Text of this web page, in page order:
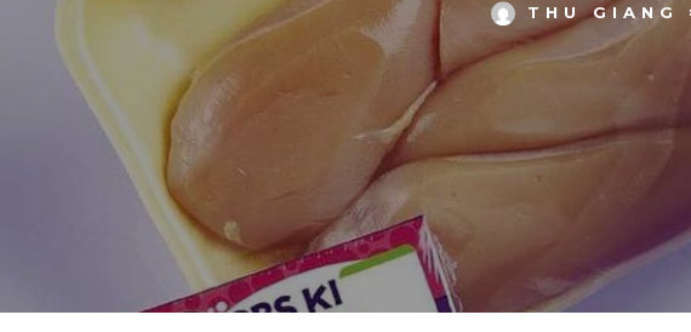
THU GIANG